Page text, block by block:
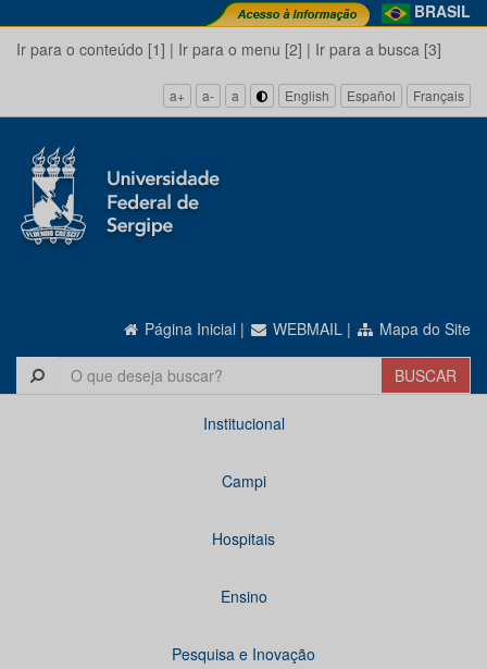
BRASIL
Ir para o conteúdo [1] | Ir para o menu [2] | Ir para a busca [3]
a+ a- a English Español Français
Página Inicial | WEBMAIL | Mapa do Site
Institucional
Campi
Hospitais
Ensino
Pesquisa e Inovação